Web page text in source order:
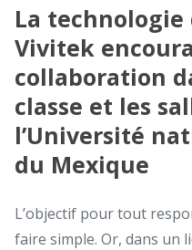
La
Vivitek
collaboration
classe et les
l’Université
du Mexique
L’objectif pour tout
faire simple. Or, dans un